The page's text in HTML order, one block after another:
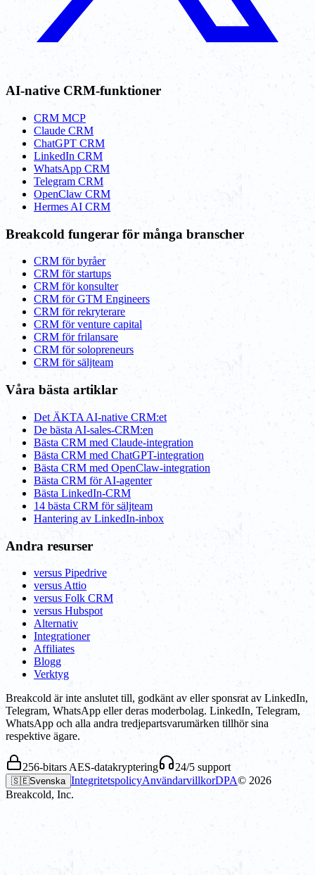
AI-native CRM-funktioner
CRM MCP
Claude CRM
ChatGPT CRM
LinkedIn CRM
WhatsApp CRM
Telegram CRM
OpenClaw CRM
Hermes AI CRM
Breakcold fungerar för många branscher
CRM för byråer
CRM för startups
CRM för konsulter
CRM för GTM Engineers
CRM för rekryterare
CRM för venture capital
CRM för frilansare
CRM för solopreneurs
CRM för säljteam
Våra bästa artiklar
Det ÄKTA AI-native CRM:et
De bästa AI-sales-CRM:en
Bästa CRM med Claude-integration
Bästa CRM med ChatGPT-integration
Bästa CRM med OpenClaw-integration
Bästa CRM för AI-agenter
Bästa LinkedIn-CRM
14 bästa CRM för säljteam
Hantering av LinkedIn-inbox
Andra resurser
versus Pipedrive
versus Attio
versus Folk CRM
versus Hubspot
Alternativ
Integrationer
Affiliates
Blogg
Verktyg
Breakcold är inte anslutet till, godkänt av eller sponsrat av LinkedIn,
Telegram, WhatsApp eller deras moderbolag. LinkedIn, Telegram,
WhatsApp och alla andra tredjepartsvarumärken tillhör sina
respektive ägare.
256-bitars AES-datakryptering 24/5 support
🇸🇪Svenska IntegritetspolicyAnvändarvillkorDPA© 2026
Breakcold, Inc.